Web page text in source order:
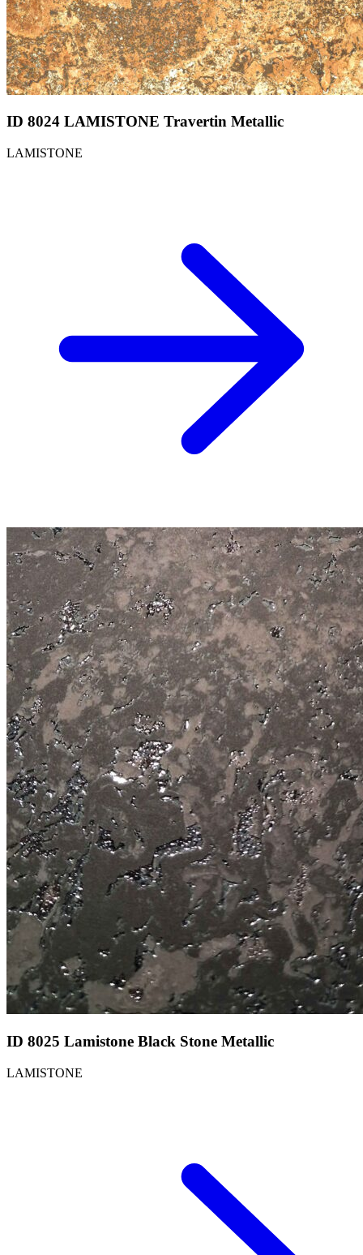
ID 8024 LAMISTONE Travertin Metallic
LAMISTONE
ID 8025 Lamistone Black Stone Metallic
LAMISTONE